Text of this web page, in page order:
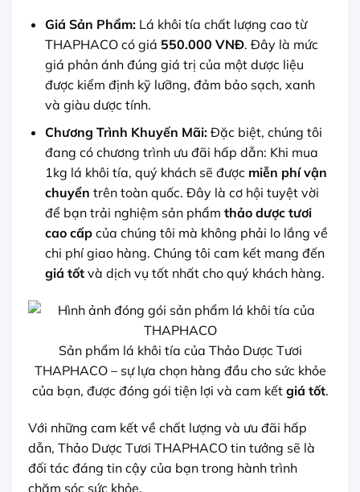
Giá Sản Phẩm:Lá khôi tía chất lượng cao từ
THAPHACO có giá 550.000 VNĐ. Đây là mức
giá phản ánh đúng giá trị của một dược liệu
được kiểm định kỹ lưỡng, đảm bảo sạch, xanh
và giàu dược tính.
Chương Trình Khuyến Mãi:Đặc biệt, chúng tôi
đang có chương trình ưu đãi hấp dẫn: Khi mua
1kg lá khôi tía, quý khách sẽ được miễn phí vận
chuyển trên toàn quốc. Đây là cơ hội tuyệt vời
để bạn trải nghiệm sản phẩm thảo dược tươi
cao cấpcủa chúng tôi mà không phải lo lắng về
chi phí giao hàng. Chúng tôi cam kết mang đến
giá tốtvà dịch vụ tốt nhất cho quý khách hàng.
Sản phẩm lá khôi tía của Thảo Dược Tươi
THAPHACO – sự lựa chọn hàng đầu cho sức khỏe
của bạn, được đóng gói tiện lợi và cam kết giá tốt.
Với những cam kết về chất lượng và ưu đãi hấp
dẫn, Thảo Dược Tươi THAPHACO tin tưởng sẽ là
đối tác đáng tin cậy của bạn trong hành trình
chăm sóc sức khỏe.